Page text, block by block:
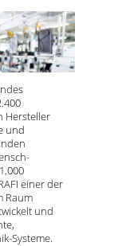
Hersteller
und
einer der
Raum
und
Systeme.